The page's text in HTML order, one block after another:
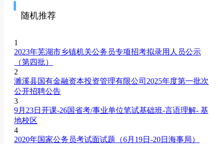
随机推荐
1
2023年芜湖市乡镇机关公务员专项招考拟录用人员公示
（第四批）
2
濉溪县国有金融资本投资管理有限公司2025年度第一批次
公开招聘公告
3
9月23日开课-26国省考/事业单位笔试基础班-言语理解- 基
地校区
4
2020年国家公务员考试面试题（6月19日-20日海事局）